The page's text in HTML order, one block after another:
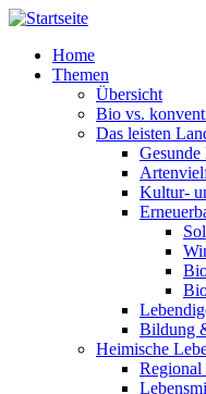
Direkt zum Inhalt
Home
Themen
Übersicht
Bio vs.
Das leisten
Gesunde
Kultur-
Bildung
Heimische
Regional